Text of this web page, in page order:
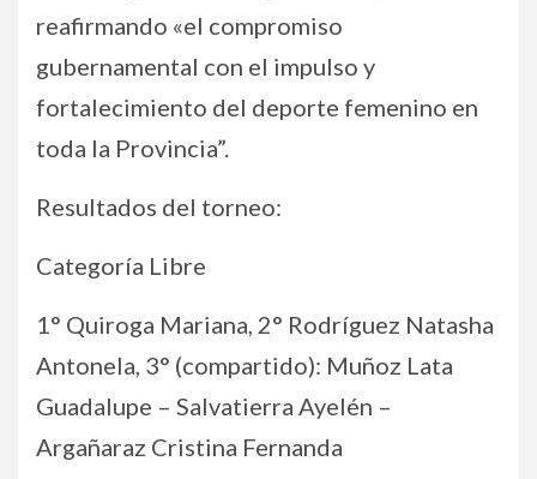
reafirmando «el compromiso
gubernamental con el impulso y
fortalecimiento del deporte femenino en
toda la Provincia”.
Resultados del torneo:
Categoría Libre
1° Quiroga Mariana, 2° Rodríguez Natasha
Antonela, 3° (compartido): Muñoz Lata
Guadalupe – Salvatierra Ayelén –
Argañaraz Cristina Fernanda